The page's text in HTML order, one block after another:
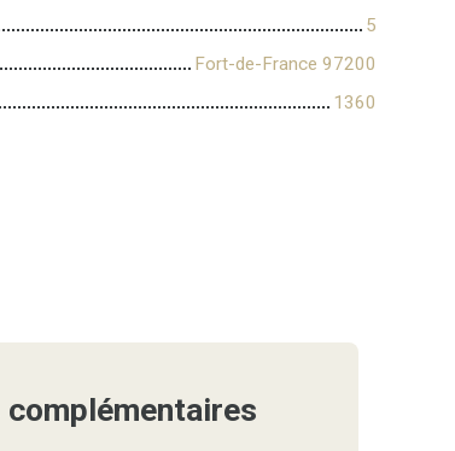
5
Fort-de-France 97200
1360
complémentaires